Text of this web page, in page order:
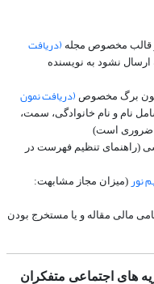
قالب مخصوص مجله (دریافت
نشود به نویسنده
برگ مخصوص (دریافت نمون
نام و نام خانوادگی، سمت،
(راهنمای تنظیم فهرست در
نور (میزان مجاز مشابهت:
مالی مقاله و یا مستخرج بودن
های اجتماعی متفکران